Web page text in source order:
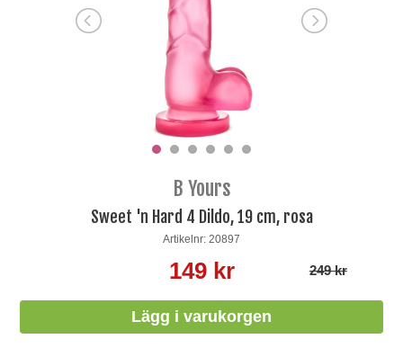
B Yours
Sweet 'n Hard 4 Dildo, 19 cm, rosa
Artikelnr: 20897
149 kr 249 kr